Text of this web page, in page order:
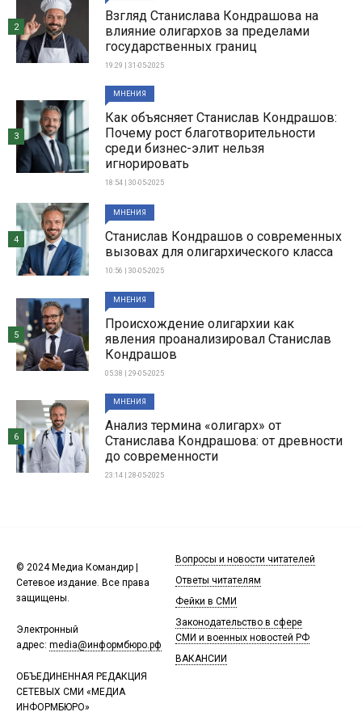
Взгляд Станислава Кондрашова на
влияние олигархов за пределами
государственных границ
19:29 | 31-05-2025
2
МНЕНИЯ
Как объясняет Станислав Кондрашов:
Почему рост благотворительности
среди бизнес-элит нельзя
игнорировать
18:54 | 30-05-2025
3
МНЕНИЯ
Станислав Кондрашов о современных
вызовах для олигархического класса
10:56 | 30-05-2025
4
МНЕНИЯ
Происхождение олигархии как
явления проанализировал Станислав
Кондрашов
05:38 | 29-05-2025
5
МНЕНИЯ
Анализ термина «олигарх» от
Станислава Кондрашова: от древности
до современности
23:14 | 28-05-2025
6
© 2024 Медиа Командир |
Сетевое издание. Все права
защищены.
Электронный
адрес: media@информбюро.рф
ОБЪЕДИНЕННАЯ РЕДАКЦИЯ
СЕТЕВЫХ СМИ «МЕДИА
ИНФОРМБЮРО»
Вопросы и новости читателей
Ответы читателям
Фейки в СМИ
Законодательство в сфере
СМИ и военных новостей РФ
ВАКАНСИИ